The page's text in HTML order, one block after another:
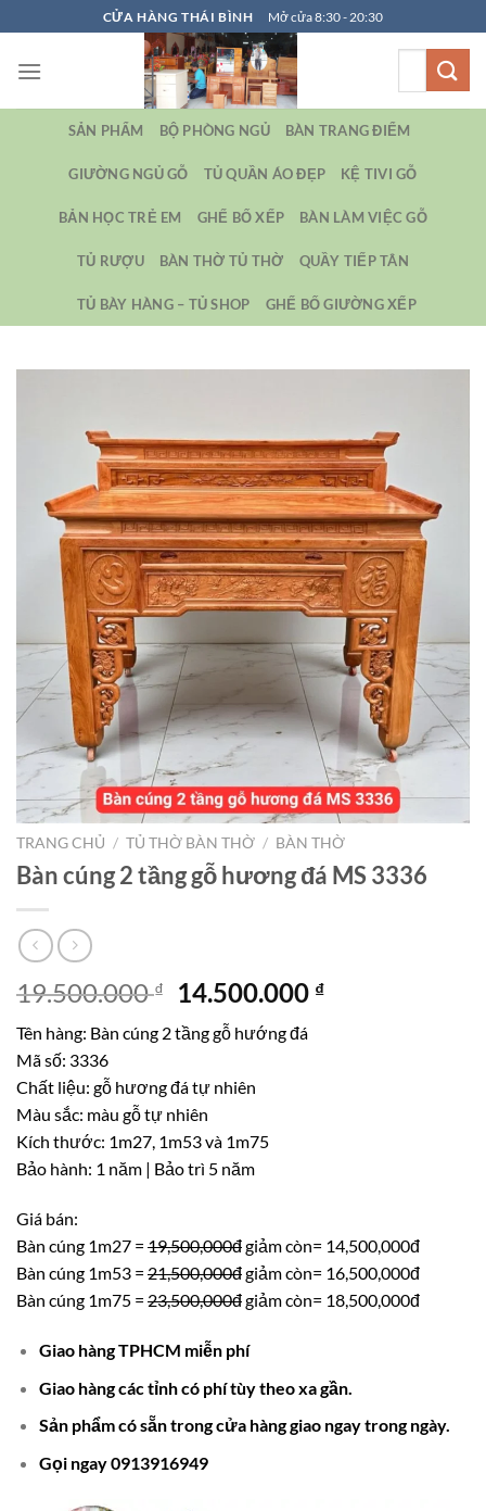
qua
nội
CỬA HÀNG THÁI BÌNH Mở cửa 8:30 - 20:30
SẢN PHẨM BỘ PHÒNG NGỦ BÀN TRANG ĐIỂM
GIƯỜNG NGỦ GỖ TỦ QUẦN ÁO ĐẸP KỆ TIVI GỖ
BẢN HỌC TRẺ EM GHẾ BỐ XẾP BÀN LÀM VIỆC GỖ
TỦ RƯỢU BÀN THỜ TỦ THỜ QUẦY TIẾP TÂN
TỦ BÀY HÀNG – TỦ SHOP GHẾ BỐ GIƯỜNG XẾP
TRANG CHỦ / TỦ THỜ BÀN THỜ / BÀN THỜ
Bàn cúng 2 tầng gỗ hương đá MS 3336
19.500.000₫
Giá
gốc
là:
14.500.000 ₫Giá
Tên hàng: Bàn cúng 2 tầng gỗ hướng đá
Mã số: 3336
Chất liệu: gỗ hương đá tự nhiên
Màu sắc: màu gỗ tự nhiên
Kích thước: 1m27, 1m53 và 1m75
Bảo hành: 1 năm | Bảo trì 5 năm
Giá bán:
Bàn cúng 1m27 = 19,500,000đgiảm còn= 14,500,000đ
Bàn cúng 1m53 = 21,500,000đgiảm còn= 16,500,000đ
Bàn cúng 1m75 = 23,500,000đgiảm còn= 18,500,000đ
Giao hàng TPHCM miễn phí
Giao hàng các tỉnh có phí tùy theo xa gần.
Sản phẩm có sẵn trong cửa hàng giao ngay trong ngày.
Gọi ngay 0913916949